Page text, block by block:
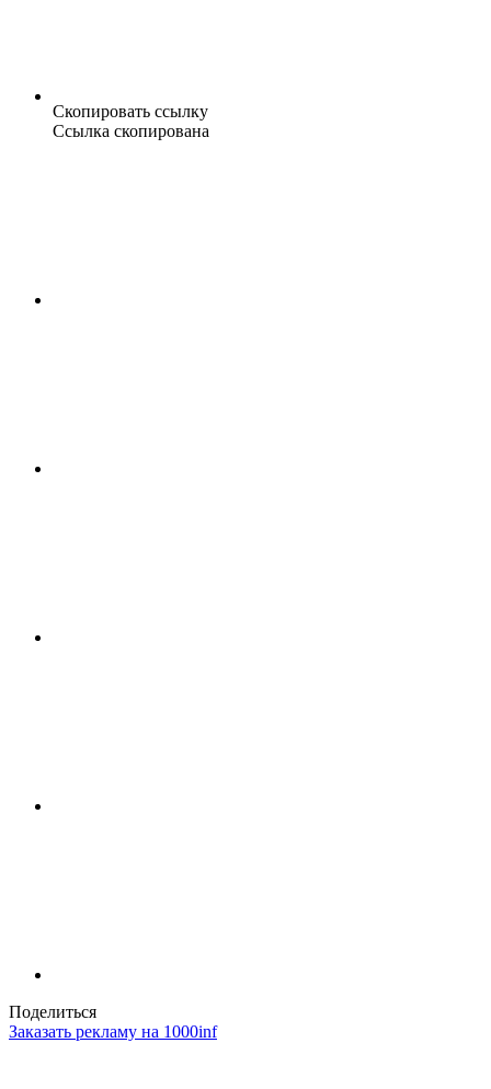
Скопировать ссылку
Ссылка скопирована
Поделиться
Заказать рекламу на 1000inf